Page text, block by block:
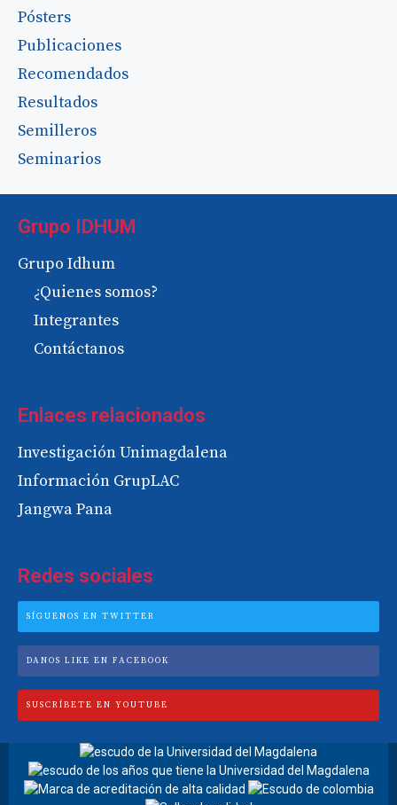
Pósters
Publicaciones
Recomendados
Resultados
Semilleros
Seminarios
Grupo IDHUM
Grupo Idhum
¿Quienes somos?
Integrantes
Contáctanos
Enlaces relacionados
Investigación Unimagdalena
Información GrupLAC
Jangwa Pana
Redes sociales
SÍGUENOS EN TWITTER
DANOS LIKE EN FACEBOOK
SUSCRÍBETE EN YOUTUBE